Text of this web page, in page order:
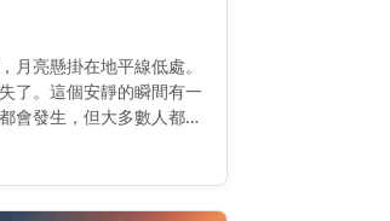
月亮懸掛在地平線低處。
了。這個安靜的瞬間有一
會發生，但大多數人都會
指月亮滑落到西方地平
但較為柔和。 月落的運作